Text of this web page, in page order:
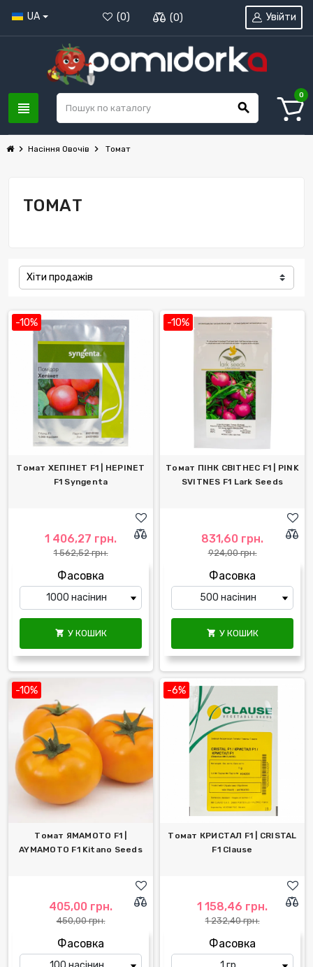
UA (0) (0)
view_headline search
Увійти
0
chevron_right Насіння Овочів chevron_right Томат
ТОМАТ
Хіти продажів
-10%
Томат ХЕПІНЕТ F1 | HЕPINET
F1 Syngenta
1 406,27 грн.
1 562,52 грн.
Фасовка
 У КОШИК
-10%
Томат ПІНК СВІТНЕС F1 | PINK
SVITNES F1 Lark Seeds
831,60 грн.
924,00 грн.
Фасовка
 У КОШИК
-10%
Томат ЯМАМОТО F1 |
AYMAMOTO F1 Kitano Seeds
405,00 грн.
450,00 грн.
Фасовка
-6%
Томат КРИСТАЛ F1 | CRISTAL
F1 Clause
1 158,46 грн.
1 232,40 грн.
Фасовка